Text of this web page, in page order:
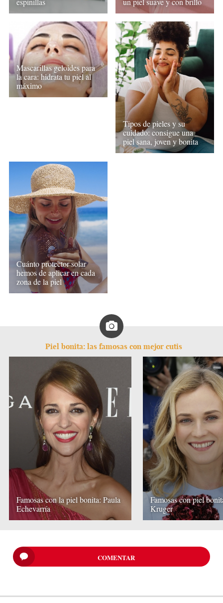
Mascarillas geloides para
la cara: hidrata tu piel al
máximo
Tipos de pieles y su
cuidado: consigue una
piel sana, joven y bonita
Cuánto protector solar
hemos de aplicar en cada
zona de la piel
Piel bonita: las famosas con mejor cutis
Famosas con la piel bonita: Paula
Echevarría
Famosas con piel
Kruger
COMENTAR